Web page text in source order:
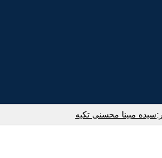
سیده مبینا محسنی تکیه